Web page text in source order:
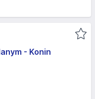
- Konin